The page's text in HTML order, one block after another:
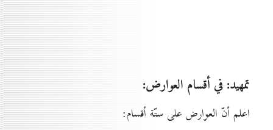
تمهيد: في أقسام العوارض:
اعلم أنّ العوارض على ستّة أقسام: